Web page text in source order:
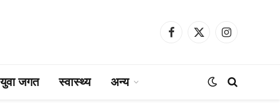
Facebook
X
Instagram
युवा जगत स्वास्थ्य अन्य